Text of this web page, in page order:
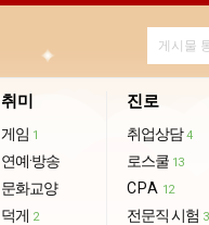
취미
게임 1
연예·방송
문화교양
덕게 2
진로
취업상담 4
로스쿨 13
CPA 12
전문직 시험 3